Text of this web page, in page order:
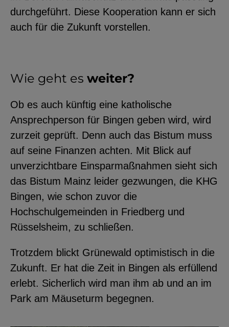
durchgeführt. Diese Kooperation kann er sich
auch für die Zukunft vorstellen.
Wie geht es weiter?
Ob es auch künftig eine katholische
Ansprechperson für Bingen geben wird, wird
zurzeit geprüft. Denn auch das Bistum muss
auf seine Finanzen achten. Mit Blick auf
unverzichtbare Einsparmaßnahmen sieht sich
das Bistum Mainz leider gezwungen, die KHG
Bingen, wie schon zuvor die
Hochschulgemeinden in Friedberg und
Rüsselsheim, zu schließen.
Trotzdem blickt Grünewald optimistisch in die
Zukunft. Er hat die Zeit in Bingen als erfüllend
erlebt. Sicherlich wird man ihm ab und an im
Park am Mäuseturm begegnen.